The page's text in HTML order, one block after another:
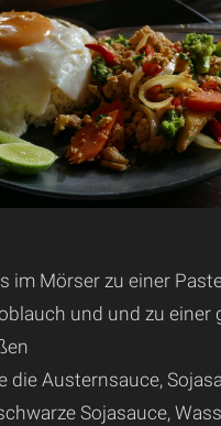
im Mörser zu einer
und und zu einer
die Austernsauce,
Sojasauce,